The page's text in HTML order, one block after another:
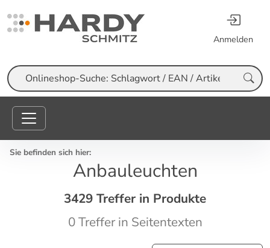
Anmelden
Suche
Sie befinden sich hier:
Anbauleuchten
3429 Treffer in Produkte
0 Treffer in Seitentexten